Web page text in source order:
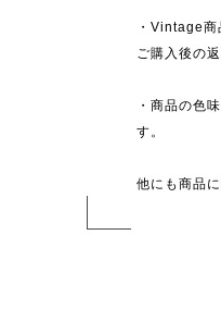
・Vintage商
ご購入後の
・商品の色
す。
他にも商品